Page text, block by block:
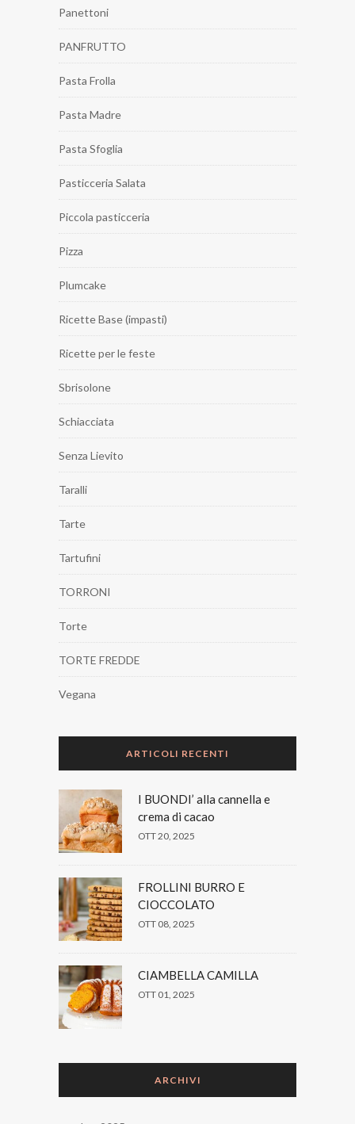
Panettoni
PANFRUTTO
Pasta Frolla
Pasta Madre
Pasta Sfoglia
Pasticceria Salata
Piccola pasticceria
Pizza
Plumcake
Ricette Base (impasti)
Ricette per le feste
Sbrisolone
Schiacciata
Senza Lievito
Taralli
Tarte
Tartufini
TORRONI
Torte
TORTE FREDDE
Vegana
ARTICOLI RECENTI
I BUONDI’ alla cannella e
crema di cacao
OTT 20, 2025
FROLLINI BURRO E
CIOCCOLATO
OTT 08, 2025
CIAMBELLA CAMILLA
OTT 01, 2025
ARCHIVI